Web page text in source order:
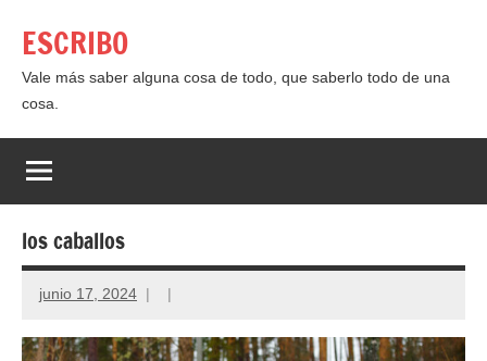
contenido
ESCRIBO
Vale más saber alguna cosa de todo, que saberlo todo de una
cosa.
los caballos
junio 17, 2024